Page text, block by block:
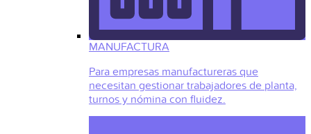
MANUFACTURA
Para empresas manufactureras que
necesitan gestionar trabajadores de planta,
turnos y nómina con fluidez.